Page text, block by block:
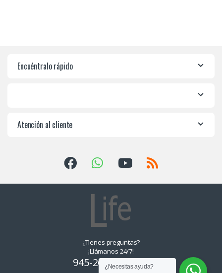
Encuéntralo rápido
Atención al cliente
¿Tienes preguntas?
¡Llámanos 24/7!
945-265550, 955-
¿Necesitas ayuda?